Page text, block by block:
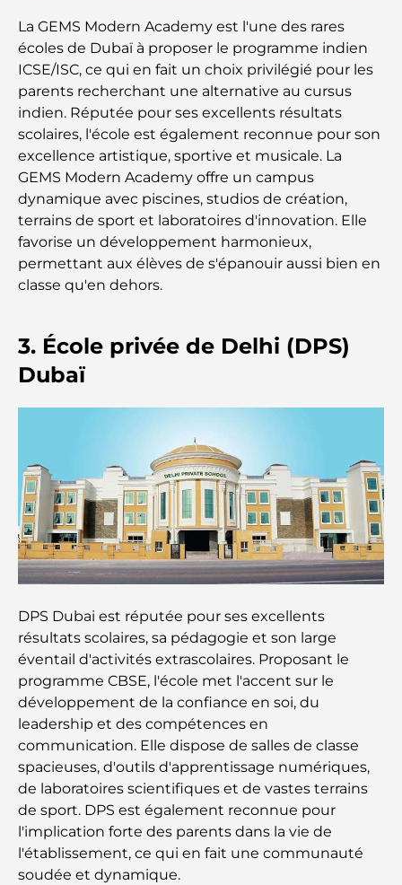
Cafés à Business Bay : l’alliance parfaite du café et
de la convivialité
Restaurants étoilés Michelin à Dubaï : un circuit
gastronomique inoubliable
Découverte des restaurants de Jumeirah Golf
Estates : un guide culinaire
Dubai Horse Racing: Where Tradition Meets
Global Competition
Les meilleurs petits-déjeuners de Dubaï : Ma
Comment obtenir un prêt immobilier à Dubaï : le
Plan directeur de Tilal Al Ghaf : une nouvelle
norme pour la vie intégrée à Dubaï
Maisons conformes au Vastu : Guide pratique pour
créer équilibre et harmonie
Les meilleures entreprises d'aménagement
paysager à Dubaï : Transformer vos espaces
extérieurs
Les meilleures entreprises de déménagement à
Dubaï : un guide complet
Palm Jebel Ali contre Palm Jumeirah : une
comparaison claire pour les acheteurs immobiliers
avisés
Découvrez Moon Island Dubai : votre guide ultime
La GEMS Modern Academy est l'une des rares
écoles de Dubaï à proposer le programme indien
ICSE/ISC, ce qui en fait un choix privilégié pour les
parents recherchant une alternative au cursus
indien. Réputée pour ses excellents résultats
scolaires, l'école est également reconnue pour son
excellence artistique, sportive et musicale. La
GEMS Modern Academy offre un campus
dynamique avec piscines, studios de création,
terrains de sport et laboratoires d'innovation. Elle
favorise un développement harmonieux,
permettant aux élèves de s'épanouir aussi bien en
classe qu'en dehors.
3. École privée de Delhi (DPS)
Dubaï
DPS Dubai est réputée pour ses excellents
résultats scolaires, sa pédagogie et son large
éventail d'activités extrascolaires. Proposant le
programme CBSE, l'école met l'accent sur le
développement de la confiance en soi, du
leadership et des compétences en
communication. Elle dispose de salles de classe
spacieuses, d'outils d'apprentissage numériques,
de laboratoires scientifiques et de vastes terrains
de sport. DPS est également reconnue pour
l'implication forte des parents dans la vie de
l'établissement, ce qui en fait une communauté
soudée et dynamique.